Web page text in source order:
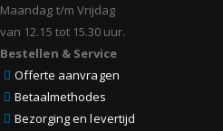
Maandag t/m Vrijdag
van 12.15 tot 15.30 uur.
Bestellen & Service
Offerte aanvragen
Betaalmethodes
Bezorging en levertijd